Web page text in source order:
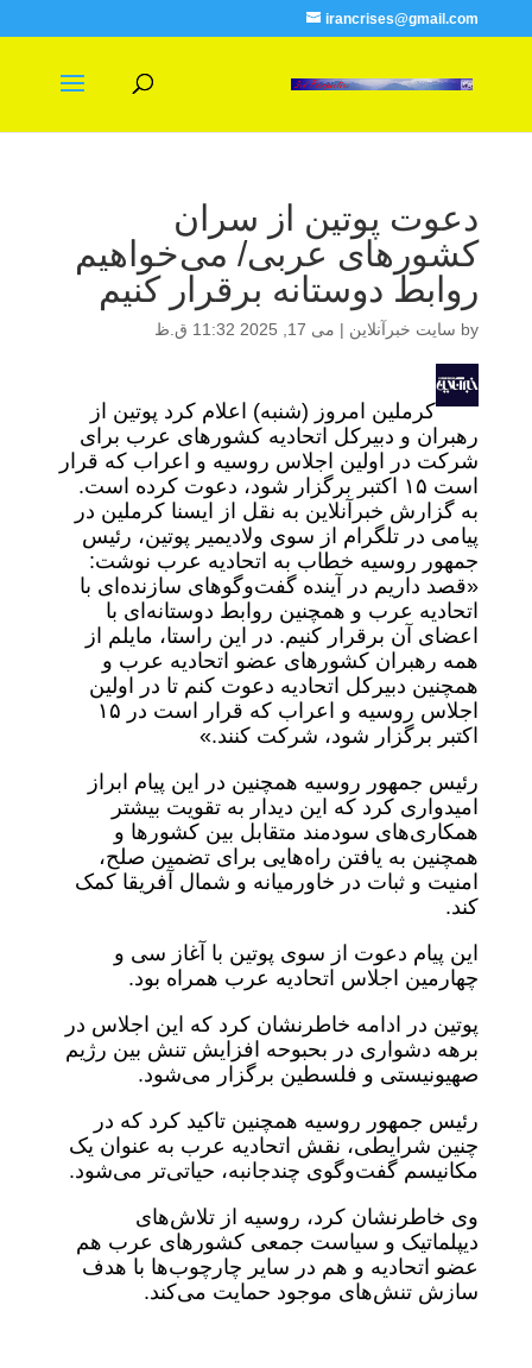
irancrises@gmail.com
دعوت پوتین از سران
کشورهای عربی/ می‌خواهیم
روابط دوستانه برقرار کنیم
by سایت خبرآنلاین | می 17, 2025 11:32 ق.ظ
کرملین امروز (شنبه) اعلام کرد پوتین از
رهبران و دبیرکل اتحادیه کشورهای عرب برای
شرکت در اولین اجلاس روسیه و اعراب که قرار
است ۱۵ اکتبر برگزار شود، دعوت کرده است.
به گزارش خبرآنلاین به نقل از ایسنا کرملین در
پیامی در تلگرام از سوی ولادیمیر پوتین، رئیس
جمهور روسیه خطاب به اتحادیه عرب نوشت:
«قصد داریم در آینده گفت‌وگوهای سازنده‌ای با
اتحادیه عرب و همچنین روابط دوستانه‌ای با
اعضای آن برقرار کنیم. در این راستا، مایلم از
همه رهبران کشورهای عضو اتحادیه عرب و
همچنین دبیرکل اتحادیه دعوت کنم تا در اولین
اجلاس روسیه و اعراب که قرار است در ۱۵
اکتبر برگزار شود، شرکت کنند.»
رئیس جمهور روسیه همچنین در این پیام ابراز
امیدواری کرد که این دیدار به تقویت بیشتر
همکاری‌های سودمند متقابل بین کشورها و
همچنین به یافتن راه‌هایی برای تضمین صلح،
امنیت و ثبات در خاورمیانه و شمال آفریقا کمک
کند.
این پیام دعوت از سوی پوتین با آغاز سی و
چهارمین اجلاس اتحادیه عرب همراه بود.
پوتین در ادامه خاطرنشان کرد که این اجلاس در
برهه دشواری در بحبوحه افزایش تنش بین رژیم
صهیونیستی و فلسطین برگزار می‌شود.
رئیس جمهور روسیه همچنین تاکید کرد که در
چنین شرایطی، نقش اتحادیه عرب به عنوان یک
مکانیسم گفت‌وگوی چندجانبه، حیاتی‌تر می‌شود.
وی خاطرنشان کرد، روسیه از تلاش‌های
دیپلماتیک و سیاست جمعی کشورهای عرب هم
عضو اتحادیه و هم در سایر چارچوب‌ها با هدف
سازش تنش‌های موجود حمایت می‌کند.